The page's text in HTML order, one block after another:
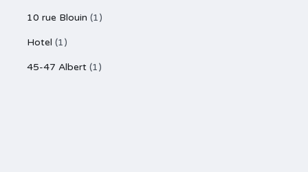
10 rue Blouin (1)
Hotel (1)
45-47 Albert (1)